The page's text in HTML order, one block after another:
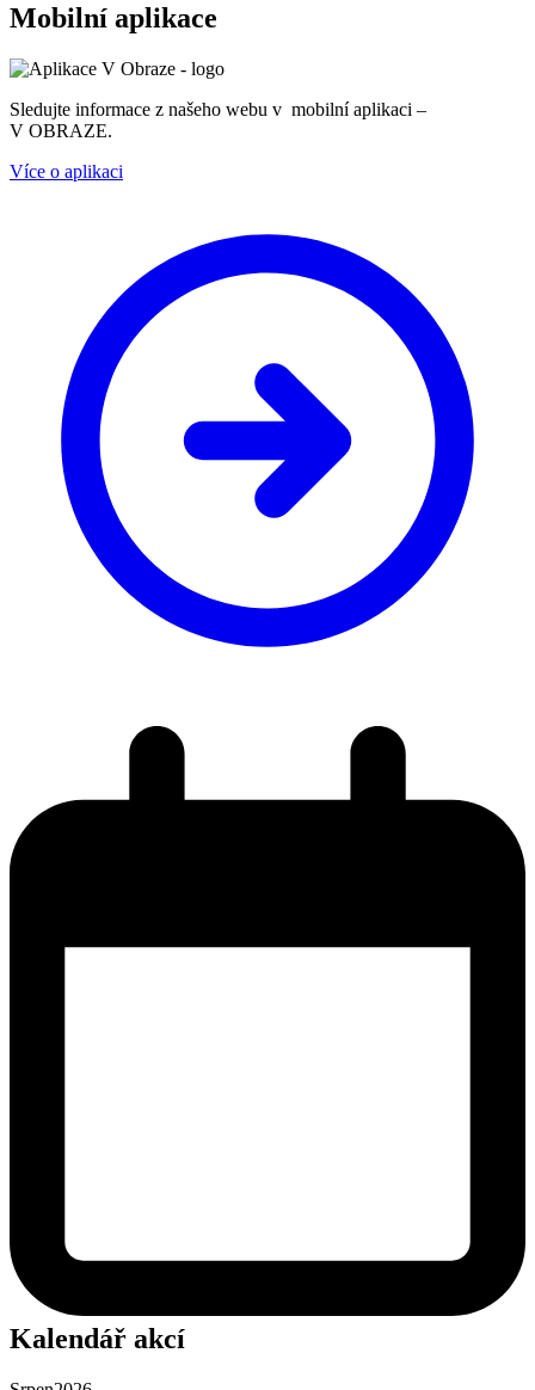
Mobilní aplikace
Sledujte informace z našeho webu v mobilní aplikaci –
V OBRAZE.
Více o aplikaci
Kalendář akcí